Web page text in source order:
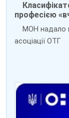
професією
МОН надало
асоціації ОТГ